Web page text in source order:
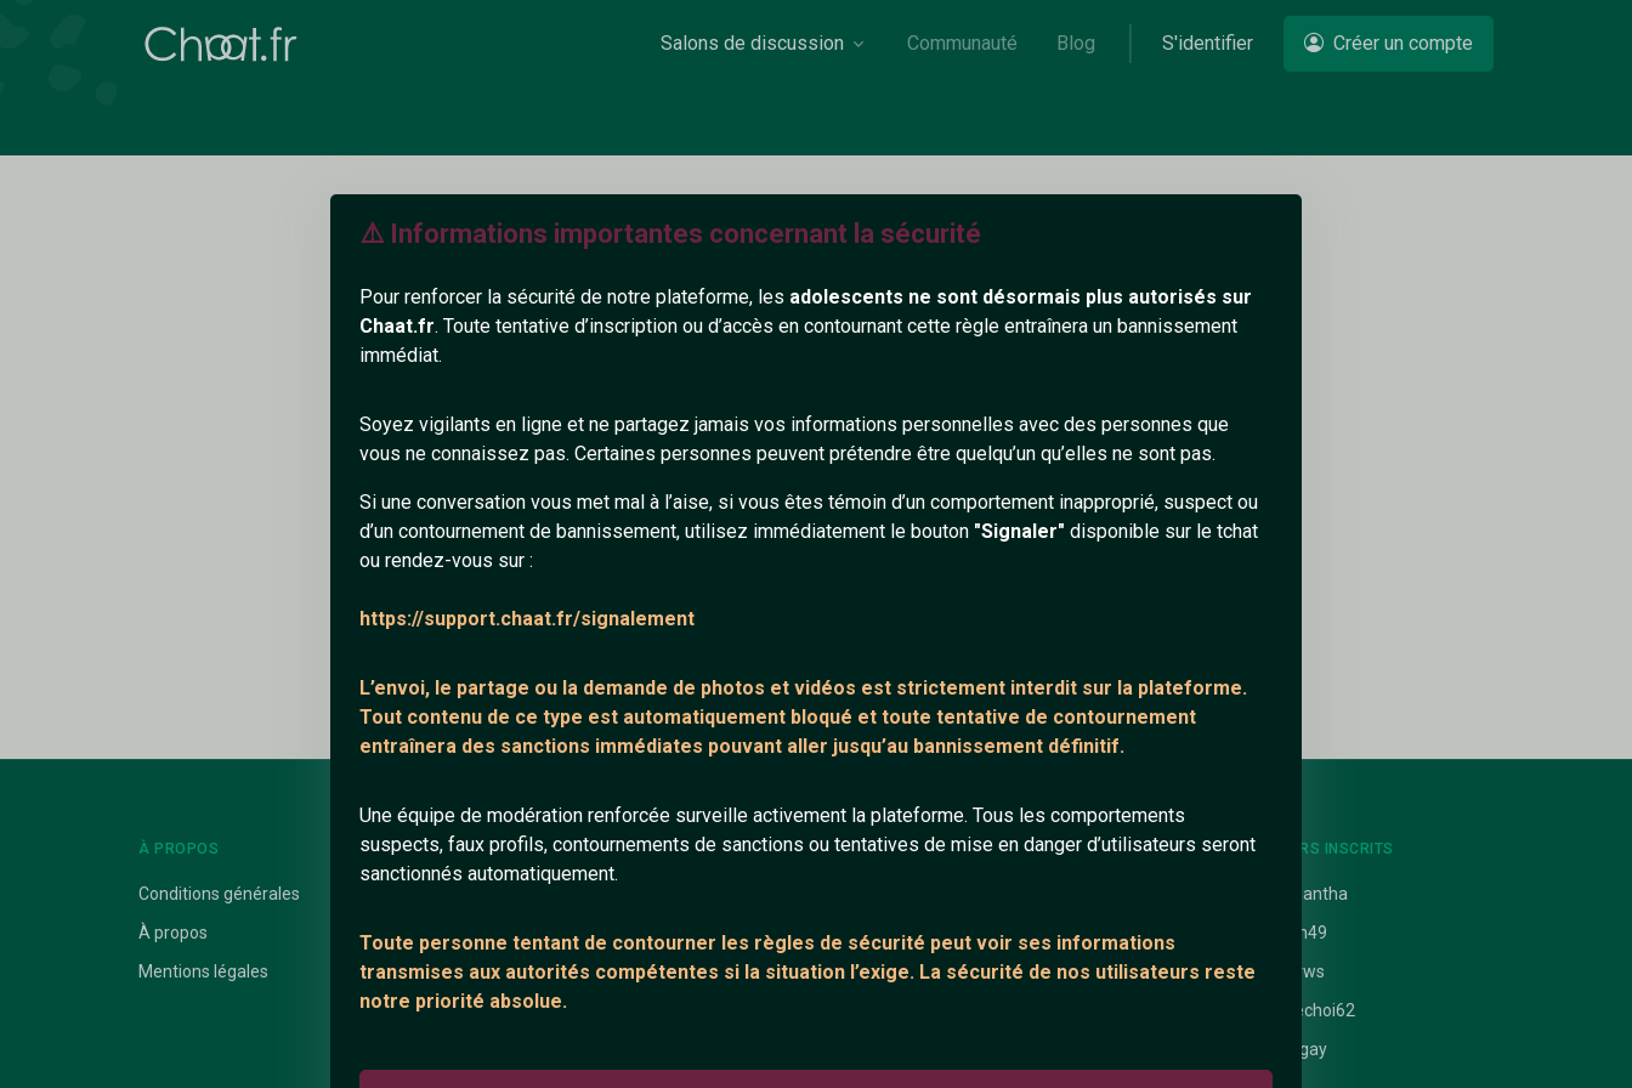
⚠️ Informations importantes concernant la sécurité
Pour renforcer la sécurité de notre plateforme, les adolescents ne sont désormais plus autorisés sur
Chaat.fr. Toute tentative d’inscription ou d’accès en contournant cette règle entraînera un bannissement
immédiat.
Soyez vigilants en ligne et ne partagez jamais vos informations personnelles avec des personnes que
vous ne connaissez pas. Certaines personnes peuvent prétendre être quelqu’un qu’elles ne sont pas.
Si une conversation vous met mal à l’aise, si vous êtes témoin d’un comportement inapproprié, suspect ou
d’un contournement de bannissement, utilisez immédiatement le bouton "Signaler" disponible sur le tchat
ou rendez-vous sur :
https://support.chaat.fr/signalement
L’envoi, le partage ou la demande de photos et vidéos est strictement interdit sur la plateforme.
Tout contenu de ce type est automatiquement bloqué et toute tentative de contournement
entraînera des sanctions immédiates pouvant aller jusqu’au bannissement définitif.
Une équipe de modération renforcée surveille activement la plateforme. Tous les comportements
suspects, faux profils, contournements de sanctions ou tentatives de mise en danger d’utilisateurs seront
sanctionnés automatiquement.
Toute personne tentant de contourner les règles de sécurité peut voir ses informations
transmises aux autorités compétentes si la situation l’exige. La sécurité de nos utilisateurs reste
notre priorité absolue.
Salons de discussion Communauté Blog S'identifier Créer un compte
Aliiice
20 ans Dans le frigo
Ajouter un commentaire (0)
À PROPOS
Conditions générales
À propos
Mentions légales
LIENS UTILES
Salons de discussion
Communauté
ANNEXE
Support IRC
ARTICLES RÉCENTS
Chat en ligne
Témoignage de nathanaelle
DERNIERS INSCRITS
Samantha
Kokin49
Lisarws
Ardechoi62
alangay